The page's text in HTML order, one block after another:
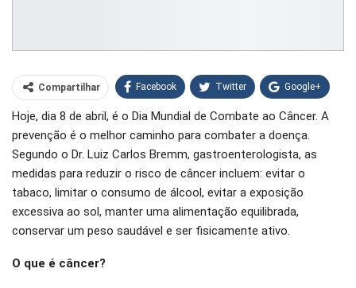
Compartilhar Facebook Twitter Google+
WhatsApp Pinterest
O email
Hoje, dia 8 de abril, é o Dia Mundial de Combate ao Câncer. A
prevenção é o melhor caminho para combater a doença.
Segundo o Dr. Luiz Carlos Bremm, gastroenterologista, as
medidas para reduzir o risco de câncer incluem: evitar o
tabaco, limitar o consumo de álcool, evitar a exposição
excessiva ao sol, manter uma alimentação equilibrada,
conservar um peso saudável e ser fisicamente ativo.
O que é câncer?